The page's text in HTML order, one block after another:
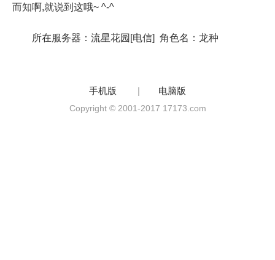
而知啊,就说到这哦~ ^-^
所在服务器：流星花园[电信] 角色名：龙种
手机版 | 电脑版
Copyright © 2001-2017 17173.com